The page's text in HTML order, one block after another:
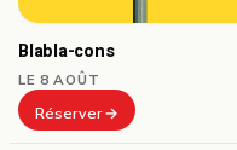
Blabla-cons
LE 8 AOÛT
Réserver